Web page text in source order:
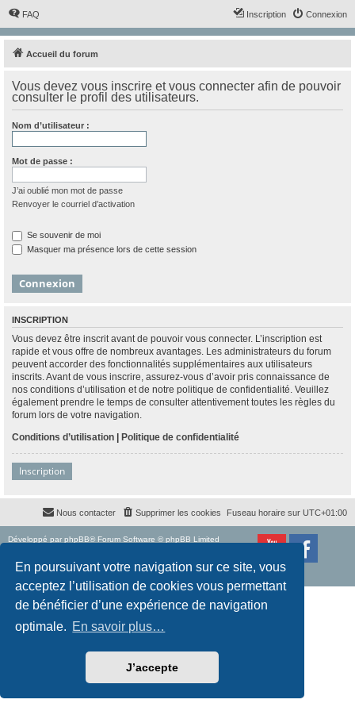
En poursuivant votre navigation sur ce site, vous
acceptez l’utilisation de cookies vous permettant
de bénéficier d’une expérience de navigation
optimale. En savoir plus…
J’accepte
FAQ Connexion
Inscription
Accueil du forum
Vous devez vous inscrire et vous connecter afin de pouvoir
consulter le profil des utilisateurs.
Nom d’utilisateur :
Mot de passe :
J’ai oublié mon mot de passe
Renvoyer le courriel d’activation
Se souvenir de moi
Masquer ma présence lors de cette session
INSCRIPTION
Vous devez être inscrit avant de pouvoir vous connecter. L’inscription est
rapide et vous offre de nombreux avantages. Les administrateurs du forum
peuvent accorder des fonctionnalités supplémentaires aux utilisateurs
inscrits. Avant de vous inscrire, assurez-vous d’avoir pris connaissance de
nos conditions d’utilisation et de notre politique de confidentialité. Veuillez
également prendre le temps de consulter attentivement toutes les règles du
forum lors de votre navigation.
Conditions d’utilisation | Politique de confidentialité
Inscription
Fuseau horaire sur UTC+01:00
Supprimer les cookies
Nous contacter
Développé par phpBB® Forum Software © phpBB Limited
Style
par © Mazeltof
2017
Confidentialité|Conditions